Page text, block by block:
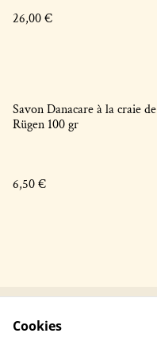
26,00 €
Savon Danacare à la craie de
Rügen 100 gr
6,50 €
Cookies